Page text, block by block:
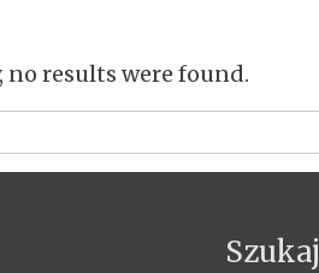
no results were found.
Szukaj